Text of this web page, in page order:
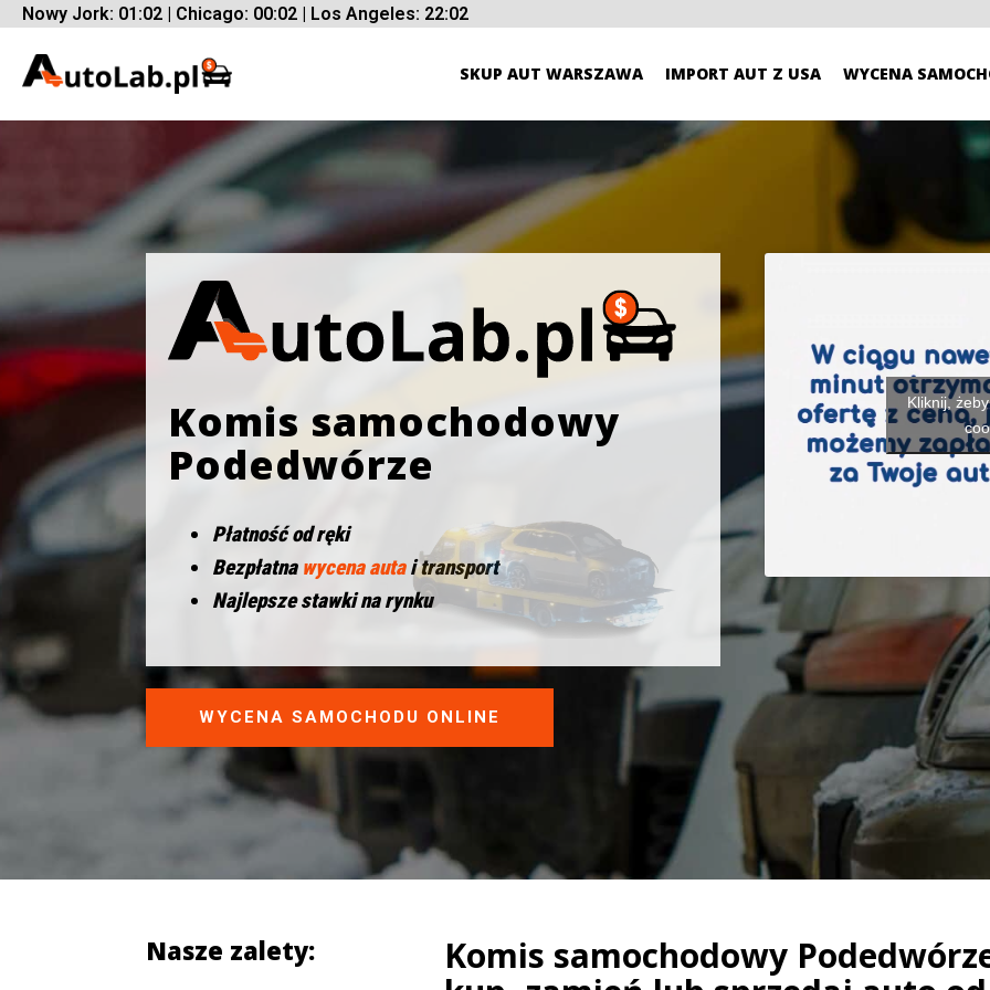
Nowy Jork: 01:02 | Chicago: 00:02 | Los Angeles: 22:02
SKUP AUT WARSZAWA IMPORT AUT Z USA WYCENA
Komis samochodowy
Podedwórze
Płatność od ręki
Bezpłatna wycena autai transport
Najlepsze stawki na rynku
WYCENA SAMOCHODU ONLINE
Kliknij,
Nasze zalety:
Komis samochodowy